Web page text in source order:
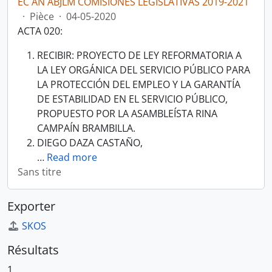
· Pièce · 04-05-2020
ACTA 020:
RECIBIR: PROYECTO DE LEY REFORMATORIA A
LA LEY ORGÁNICA DEL SERVICIO PÚBLICO PARA
LA PROTECCIÓN DEL EMPLEO Y LA GARANTÍA
DE ESTABILIDAD EN EL SERVICIO PÚBLICO,
PROPUESTO POR LA ASAMBLEÍSTA RINA
CAMPAÍN BRAMBILLA.
DIEGO DAZA CASTAÑO,
… Read more
Sans titre
Exporter
SKOS
Résultats